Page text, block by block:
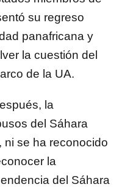
su regreso
panafricana y
la cuestión del
de la UA.
la
del Sáhara
ni se ha reconocido
la
del Sáhara